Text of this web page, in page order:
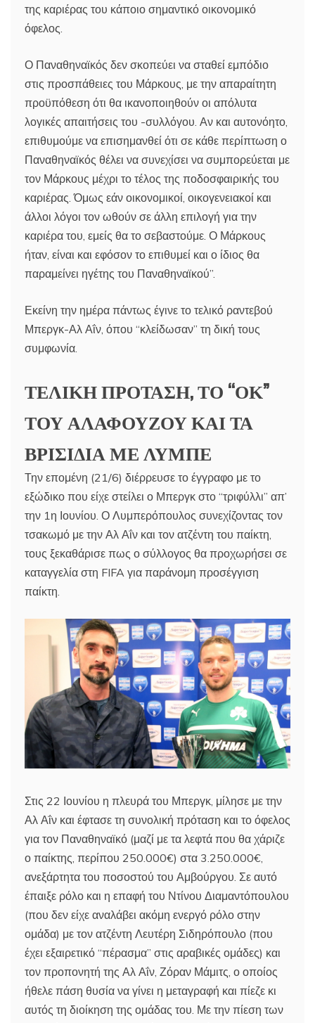
της καριέρας του κάποιο σημαντικό οικονομικό
όφελος.
Ο Παναθηναϊκός δεν σκοπεύει να σταθεί εμπόδιο
στις προσπάθειες του Μάρκους, με την απαραίτητη
προϋπόθεση ότι θα ικανοποιηθούν οι απόλυτα
λογικές απαιτήσεις του -συλλόγου. Αν και αυτονόητο,
επιθυμούμε να επισημανθεί ότι σε κάθε περίπτωση ο
Παναθηναϊκός θέλει να συνεχίσει να συμπορεύεται με
τον Μάρκους μέχρι το τέλος της ποδοσφαιρικής του
καριέρας. Όμως εάν οικονομικοί, οικογενειακοί και
άλλοι λόγοι τον ωθούν σε άλλη επιλογή για την
καριέρα του, εμείς θα το σεβαστούμε. Ο Μάρκους
ήταν, είναι και εφόσον το επιθυμεί και ο ίδιος θα
παραμείνει ηγέτης του Παναθηναϊκού”.
Εκείνη την ημέρα πάντως έγινε το τελικό ραντεβού
Μπεργκ-Αλ Αΐν, όπου “κλείδωσαν” τη δική τους
συμφωνία.
ΤΕΛΙΚΗ ΠΡΟΤΑΣΗ, ΤΟ “ΟΚ”
ΤΟΥ ΑΛΑΦΟΥΖΟΥ ΚΑΙ ΤΑ
ΒΡΙΣΙΔΙΑ ΜΕ ΛΥΜΠΕ
Την επομένη (21/6) διέρρευσε το έγγραφο με το
εξώδικο που είχε στείλει ο Μπεργκ στο “τριφύλλι” απ’
την 1η Ιουνίου. Ο Λυμπερόπουλος συνεχίζοντας τον
τσακωμό με την Αλ Αΐν και τον ατζέντη του παίκτη,
τους ξεκαθάρισε πως ο σύλλογος θα προχωρήσει σε
καταγγελία στη FIFA για παράνομη προσέγγιση
παίκτη.
Στις 22 Ιουνίου η πλευρά του Μπεργκ, μίλησε με την
Αλ Αΐν και έφτασε τη συνολική πρόταση και το όφελος
για τον Παναθηναϊκό (μαζί με τα λεφτά που θα χάριζε
ο παίκτης, περίπου 250.000€) στα 3.250.000€,
ανεξάρτητα του ποσοστού του Αμβούργου. Σε αυτό
έπαιξε ρόλο και η επαφή του Ντίνου Διαμαντόπουλου
(που δεν είχε αναλάβει ακόμη ενεργό ρόλο στην
ομάδα) με τον ατζέντη Λευτέρη Σιδηρόπουλο (που
έχει εξαιρετικό “πέρασμα” στις αραβικές ομάδες) και
τον προπονητή της Αλ Αΐν, Ζόραν Μάμιτς, ο οποίος
ήθελε πάση θυσία να γίνει η μεταγραφή και πίεζε κι
αυτός τη διοίκηση της ομάδας του. Με την πίεση των